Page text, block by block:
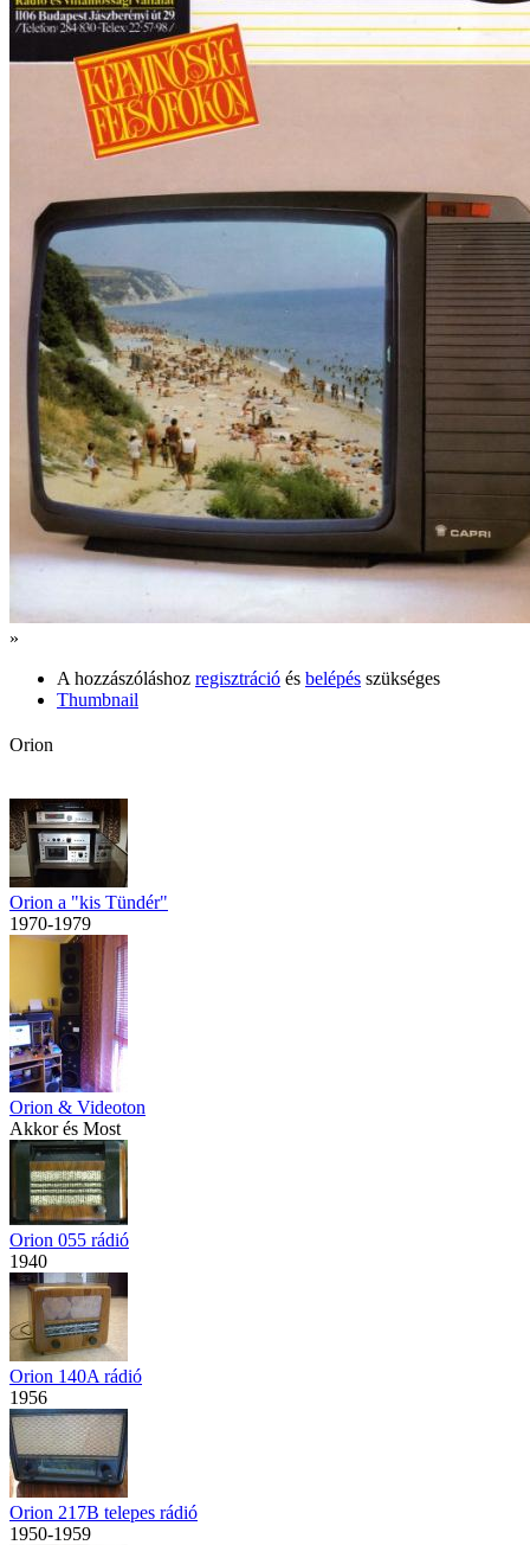
»
A hozzászóláshoz regisztráció és belépés szükséges
Thumbnail
Orion
Orion a "kis Tündér"
1970-1979
Orion & Videoton
Akkor és Most
Orion 055 rádió
1940
Orion 140A rádió
1956
Orion 217B telepes rádió
1950-1959